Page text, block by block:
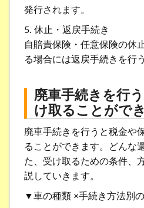
発行されます。
5. 休止・返戻手続き
自賠責保険・任意保険の休
る場合には返戻手続きを行う
廃車手続きを行
け取ることがで
廃車手続きを行うと税金や
ることができます。どんな
た、受け取るための条件、
説していきます。
▼車の種類 ×手続き方法別